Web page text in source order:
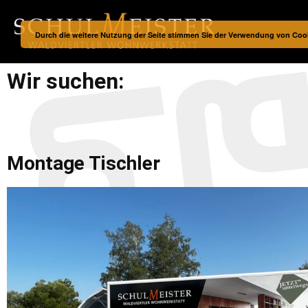
Wir suchen:
Montage Tischler
Durch die weitere Nutzung der Seite stimmen Sie der Verwendung von